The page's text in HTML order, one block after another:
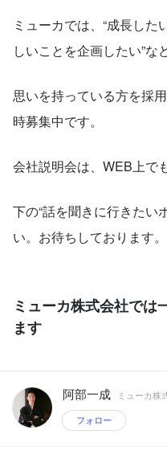
ミューカでは、“成長した
しいことを企画したい”な
思いを持っている方を採
時募集中です。
会社説明会は、WEB上で
下の“話を聞きに行きたい
い。お待ちしております。
ミューカ株式会社では
ます
阿部一成 ミューカ株
フォロー